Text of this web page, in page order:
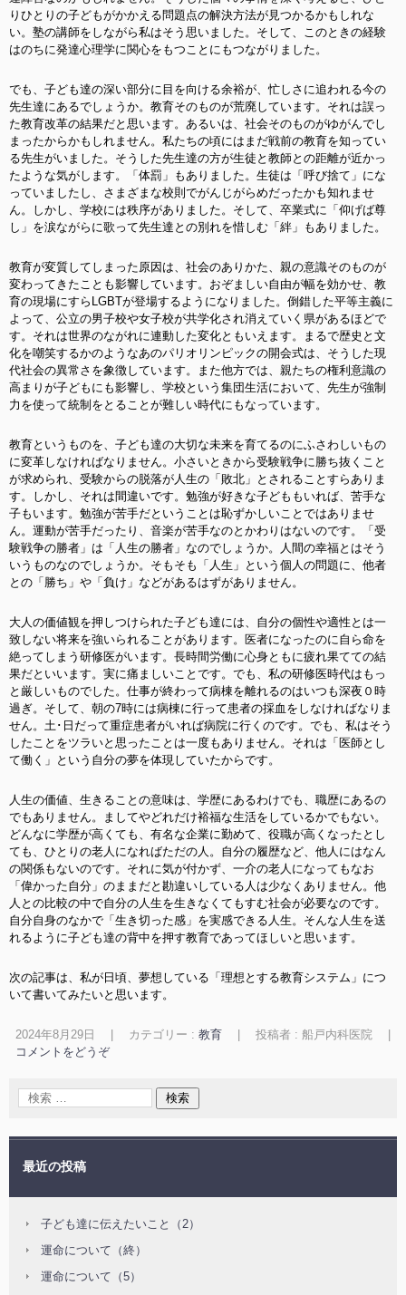
りひとりの子どもがかかえる問題点の解決方法が見つかるかもしれな
い。塾の講師をしながら私はそう思いました。そして、このときの経験
はのちに発達心理学に関心をもつことにもつながりました。
でも、子ども達の深い部分に目を向ける余裕が、忙しさに追われる今の
先生達にあるでしょうか。教育そのものが荒廃しています。それは誤っ
た教育改革の結果だと思います。あるいは、社会そのものがゆがんでし
まったからかもしれません。私たちの頃にはまだ戦前の教育を知ってい
る先生がいました。そうした先生達の方が生徒と教師との距離が近かっ
たような気がします。「体罰」もありました。生徒は「呼び捨て」にな
っていましたし、さまざまな校則でがんじがらめだったかも知れませ
ん。しかし、学校には秩序がありました。そして、卒業式に「仰げば尊
し」を涙ながらに歌って先生達との別れを惜しむ「絆」もありました。
教育が変質してしまった原因は、社会のありかた、親の意識そのものが
変わってきたことも影響しています。おぞましい自由が幅を効かせ、教
育の現場にすらLGBTが登場するようになりました。倒錯した平等主義に
よって、公立の男子校や女子校が共学化され消えていく県があるほどで
す。それは世界のながれに連動した変化ともいえます。まるで歴史と文
化を嘲笑するかのようなあのパリオリンピックの開会式は、そうした現
代社会の異常さを象徴しています。また他方では、親たちの権利意識の
高まりが子どもにも影響し、学校という集団生活において、先生が強制
力を使って統制をとることが難しい時代にもなっています。
教育というものを、子ども達の大切な未来を育てるのにふさわしいもの
に変革しなければなりません。小さいときから受験戦争に勝ち抜くこと
が求められ、受験からの脱落が人生の「敗北」とされることすらありま
す。しかし、それは間違いです。 勉強が好きな子どももいれば、苦手な
子もいます。勉強が苦手だということは恥ずかしいことではありませ
ん。運動が苦手だったり、音楽が苦手なのとかわりはないのです。「受
験戦争の勝者」は「人生の勝者」なのでしょうか。人間の幸福とはそう
いうものなのでしょうか。そもそも「人生」という個人の問題に、他者
との「勝ち」や「負け」などがあるはずがありません。
大人の価値観を押しつけられた子ども達には、自分の個性や適性とは一
致しない将来を強いられることがあります。医者になったのに自ら命を
絶ってしまう研修医がいます。長時間労働に心身ともに疲れ果てての結
果だといいます。実に痛ましいことです。でも、私の研修医時代はもっ
と厳しいものでした。仕事が終わって病棟を離れるのはいつも深夜０時
過ぎ。そして、朝の7時には病棟に行って患者の採血をしなければなりま
せん。土･日だって重症患者がいれば病院に行くのです。でも、私はそう
したことをツラいと思ったことは一度もありません。それは「医師とし
て働く」という自分の夢を体現していたからです。
人生の価値、生きることの意味は、学歴にあるわけでも、職歴にあるの
でもありません。ましてやどれだけ裕福な生活をしているかでもない。
どんなに学歴が高くても、有名な企業に勤めて、役職が高くなったとし
ても、ひとりの老人になればただの人。自分の履歴など、他人にはなん
の関係もないのです。それに気が付かず、一介の老人になってもなお
「偉かった自分」のままだと勘違いしている人は少なくありません。他
人との比較の中で自分の人生を生きなくてもすむ社会が必要なのです。
自分自身のなかで「生き切った感」を実感できる人生。そんな人生を送
れるように子ども達の背中を押す教育であってほしいと思います。
次の記事は、私が日頃、夢想している「理想とする教育システム」につ
いて書いてみたいと思います。
2024年8月29日 カテゴリー : 教育 投稿者 : 船戸内科医院
コメントをどうぞ
最近の投稿
子ども達に伝えたいこと（2）
運命について（終）
運命について（5）